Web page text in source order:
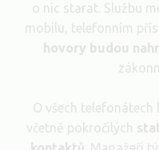
o nic starat. Službu
mobilu, telefonním
hovory budou
O všech
včetně pokročilých